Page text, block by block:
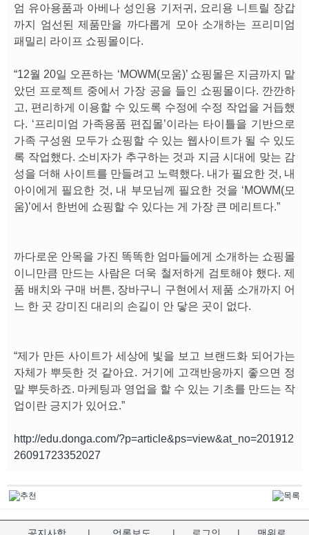
엄 유아용품과 아베나 성인용 기저귀, 요리용 니트릴 장갑
까지 엄선된 제품만을 까다롭게 모아 소개하는 프리미엄
패밀리 라이프 쇼핑몰이다.
“12월 20일 오픈하는 ‘MOWM(모움)’ 쇼핑몰은 지금까지 맡
았던 프로젝트 중에서 가장 공을 들인 쇼핑몰이다. 깐깐하
고, 편리하게 이용할 수 있도록 수정에 수정 작업을 거듭했
다. ‘프리미엄 가족용품 편집몰’이라는 타이틀을 기반으로
가족 구성원 모두가 쇼핑할 수 있는 웹사이트가 될 수 있도
록 작업했다. 소비자가 추구하는 것과 지금 시대에 맞는 감
성을 더해 사이트를 만들려고 노력했다. 내가 필요한 것, 내
아이에게 필요한 것, 내 부모님께 필요한 것을 ‘MOWM(모
움)’에서 한번에 쇼핑할 수 있다는 게 가장 큰 메리트다.”
까다로운 안목을 가진 똑똑한 엄마들에게 소개하는 쇼핑몰
이니만큼 만드는 사람은 더욱 철저하게 검토해야 했다. 제
품 배치와 구매 버튼, 장바구니 구현에서 제품 소개까지 어
느 한 곳 강미진 대리의 손길이 안 닿은 곳이 없다.
“제가 만든 사이트가 세상에 빛을 보고 브랜드화 되어가는
자체가 뿌듯한 것 같아요. 거기에 고객반응까지 좋으면 정
말 뿌듯하죠. 마케팅과 영업을 할 수 있는 기초를 만드는 작
업이란 긍지가 있어요.”
http://edu.donga.com/?p=article&ps=view&at_no=201912
26091723352027